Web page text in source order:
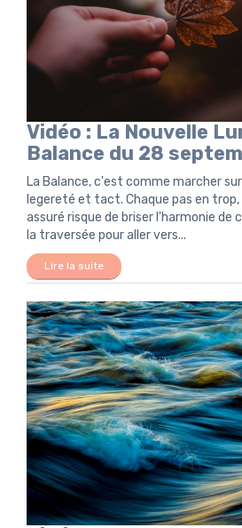
Vidéo : La Nouvelle
Balance du 28
La Balance, c'est comme marcher
legereté et tact. Chaque pas en trop,
assuré risque de briser l'harmonie de
la traversée pour aller vers...
Lire la suite